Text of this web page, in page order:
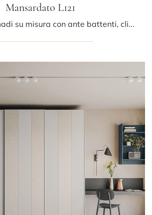
Mansardato L121
Se desideri armadi su misura con ante battenti, clicca e scopri l'armadio Mansardato L121 di Colombini Casa in melaminico.